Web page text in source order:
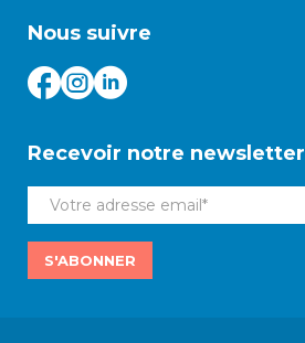
Nous suivre
Recevoir notre newsletter
S'ABONNER